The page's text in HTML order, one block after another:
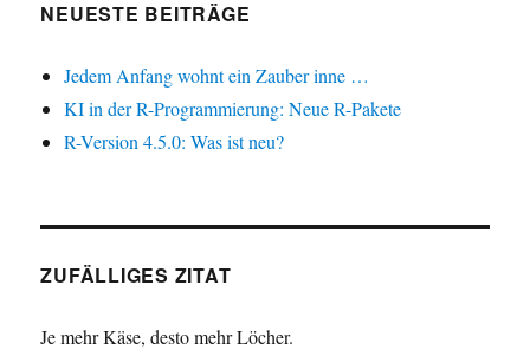
NEUESTE BEITRÄGE
Jedem Anfang wohnt ein Zauber inne …
KI in der R-Programmierung: Neue R-Pakete
R-Version 4.5.0: Was ist neu?
ZUFÄLLIGES ZITAT
Je mehr Käse, desto mehr Löcher.